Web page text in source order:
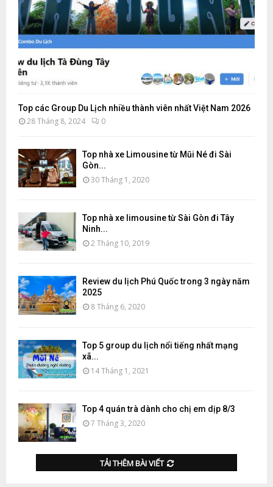
Top các Group Du Lịch nhiều thành viên nhất Việt Nam 2026
28 Tháng 8, 2024 0
Top nhà xe Limousine từ Mũi Né đi Sài
Gòn...
30 Tháng 1, 2020
Top nhà xe limousine từ Sài Gòn đi Tây
Ninh...
2 Tháng 10, 2019
Review du lịch Phú Quốc trong 3 ngày năm
2025
8 Tháng 6, 2020
Top 5 group du lịch nổi tiếng nhất mạng
xã...
14 Tháng 1, 2021
Top 4 quán trà dành cho chị em dịp 8/3
7 Tháng 3, 2020
TẢI THÊM BÀI VIẾT